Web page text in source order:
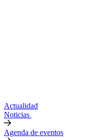
Actualidad
Noticias
Agenda de eventos